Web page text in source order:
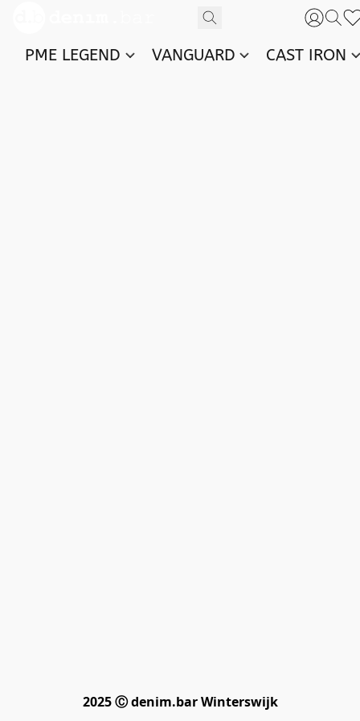
PME LEGEND VANGUARD CAST IRON
2025 Ⓒ denim.bar Winterswijk